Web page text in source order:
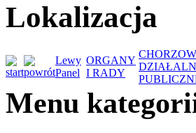
Lokalizacja
Lewy
Panel
ORGANY
I RADY
Menu